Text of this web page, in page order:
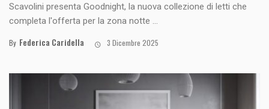
Scavolini presenta Goodnight, la nuova collezione di letti che
completa l'offerta per la zona notte ...
By Federica Caridella 3 Dicembre 2025